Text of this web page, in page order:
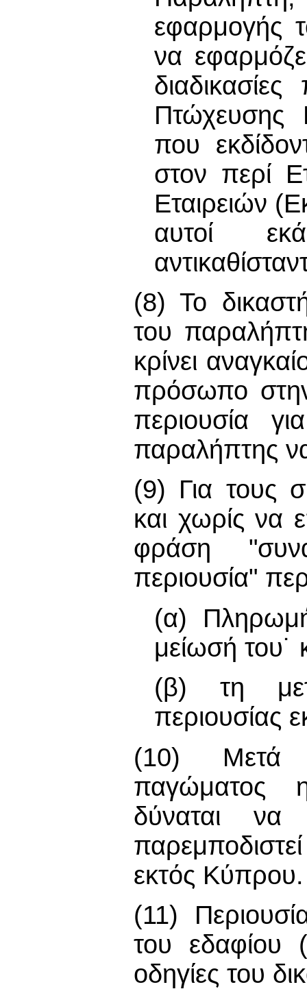
εφαρμογής
να
Πτώχευσης
που
στον περί
Εταιρειών
αυτοί
(8) Το
του
κρίνει
πρόσωπο
περιουσία
παραλήπτης
(9) Για τους
και χωρίς να
φράση
περιουσία"
(α)
μείωσή του˙
(β) τη
περιουσίας
(10) Μετά
παγώματος η
δύναται
εκτός Κύπρου.
(11)
του εδαφίου
οδηγίες του